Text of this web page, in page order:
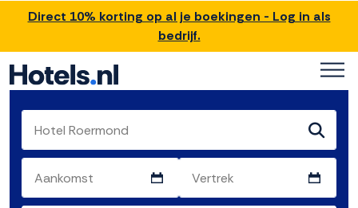
Direct 10% korting op al je boekingen - Log in als
bedrijf.